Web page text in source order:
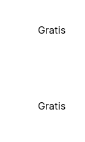
Gratis
Gratis